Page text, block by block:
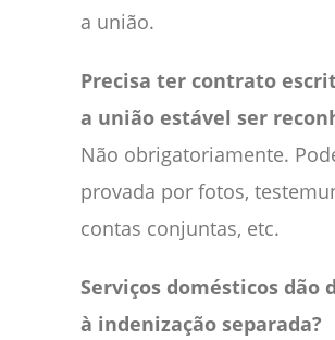
a união.
Precisa ter contrato
a união estável ser
Não obrigatoriamente.
provada por fotos,
contas conjuntas, etc.
Serviços domésticos dão
à indenização separada?